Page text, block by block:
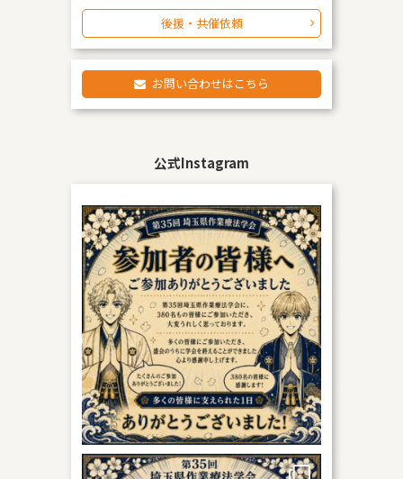
後援・共催依頼
お問い合わせはこちら
公式Instagram